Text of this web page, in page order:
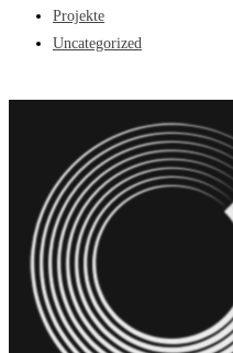
Projekte
Uncategorized